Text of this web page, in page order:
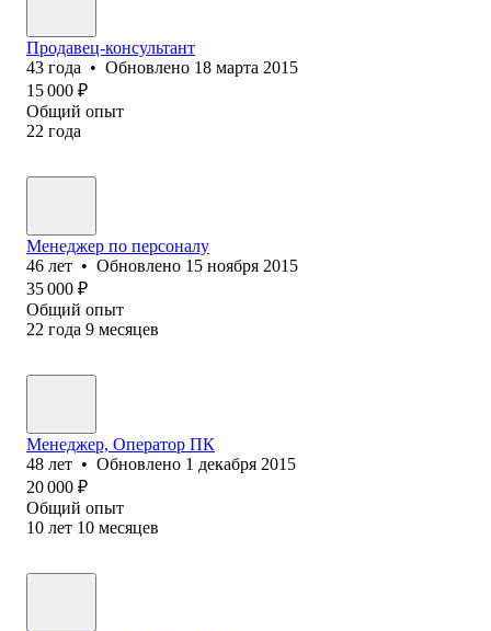
Продавец-консультант
43 года • Обновлено 18 марта 2015
15 000 ₽
Общий опыт
22 года
Менеджер по персоналу
46 лет • Обновлено 15 ноября 2015
35 000 ₽
Общий опыт
22 года 9 месяцев
Менеджер, Оператор ПК
48 лет • Обновлено 1 декабря 2015
20 000 ₽
Общий опыт
10 лет 10 месяцев